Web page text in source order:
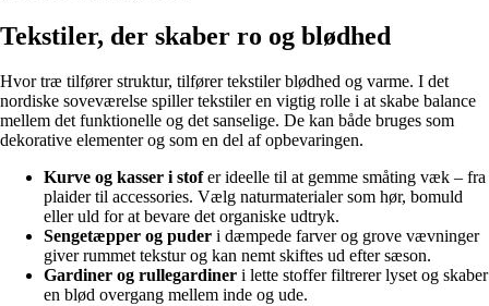
Tekstiler, der skaber ro og blødhed
Hvor træ tilfører struktur, tilfører tekstiler blødhed og varme. I det
nordiske soveværelse spiller tekstiler en vigtig rolle i at skabe balance
mellem det funktionelle og det sanselige. De kan både bruges som
dekorative elementer og som en del af opbevaringen.
Kurve og kasser i stofer ideelle til at gemme småting væk – fra
plaider til accessories. Vælg naturmaterialer som hør, bomuld
eller uld for at bevare det organiske udtryk.
Sengetæpper og puder i dæmpede farver og grove vævninger
giver rummet tekstur og kan nemt skiftes ud efter sæson.
Gardiner og rullegardiner i lette stoffer filtrerer lyset og skaber
en blød overgang mellem inde og ude.